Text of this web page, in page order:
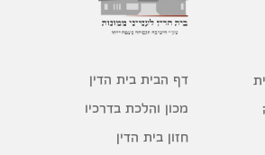
דף הבית בית הדין
מכון והלכת בדרכיו
חזון בית הדין